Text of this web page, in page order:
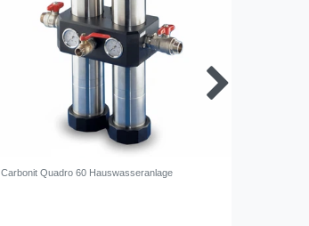
Carbonit Quadro 60 Hauswasseranlage